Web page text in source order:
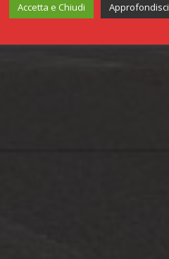
Accetta e Chiudi Approfondisci